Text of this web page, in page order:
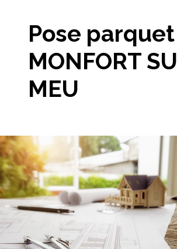
Pose parquet
MONFORT
MEU